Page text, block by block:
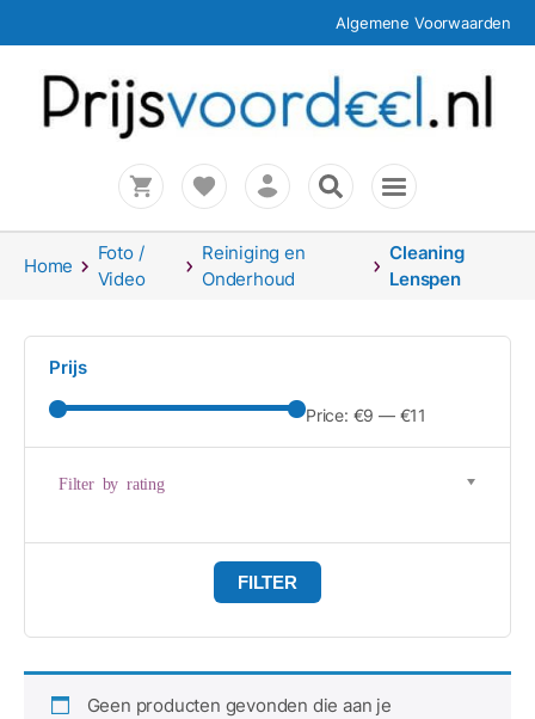
Algemene Voorwaarden
Home
Foto /
Video
Reiniging en
Onderhoud
Cleaning
Lenspen
Prijs
Price: €9 — €11
Filter by rating
FILTER
Geen producten gevonden die aan je